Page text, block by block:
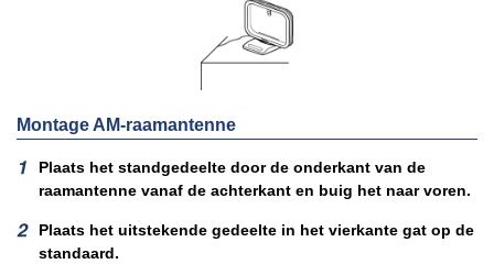
Montage AM-raamantenne
Plaats het standgedeelte door de onderkant van de
raamantenne vanaf de achterkant en buig het naar voren.
Plaats het uitstekende gedeelte in het vierkante gat op de
standaard.